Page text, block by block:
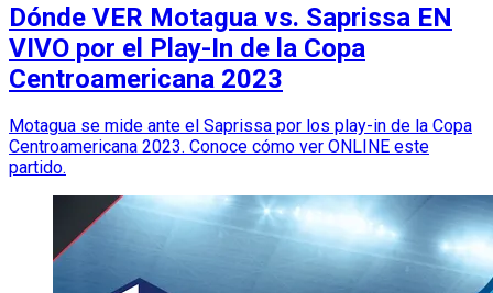
Dónde VER Motagua vs. Saprissa EN
VIVO por el Play-In de la Copa
Centroamericana 2023
Motagua se mide ante el Saprissa por los play-in de la Copa
Centroamericana 2023. Conoce cómo ver ONLINE este
partido.